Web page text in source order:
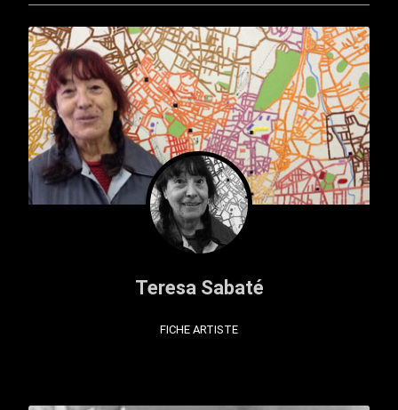
Teresa Sabaté
FICHE ARTISTE